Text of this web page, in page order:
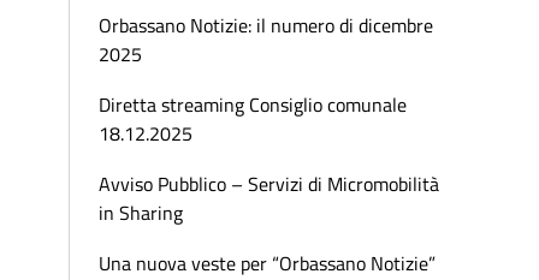
Orbassano Notizie: il numero di dicembre
2025
Diretta streaming Consiglio comunale
18.12.2025
Avviso Pubblico – Servizi di Micromobilità
in Sharing
Una nuova veste per “Orbassano Notizie”